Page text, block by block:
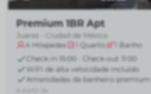
Premium 1BR Apt
Juarez - Ciudad de México
4 Hóspedes Quarto
Banho
Check-in 15:00 · Check-out 11:00
WiFi de alta velocidade incluído
Amenidades de banheiro premium